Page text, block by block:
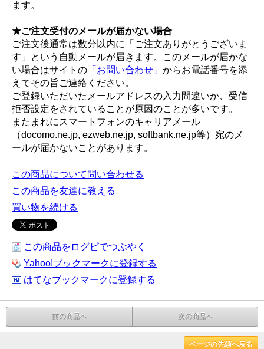
ます。
★ご注文受付のメールが届かない場合
ご注文後通常は数分以内に「ご注文ありがとうございま
す」という自動メールが届きます。このメールが届かな
い場合はサイトの 「お問い合わせ」 からお電話番号を添
えてその旨ご連絡ください。
ご登録いただいたメールアドレスの入力間違いか、受信
拒否設定をされていることが原因のことが多いです。
またまれにスマートフォンのキャリアメール
（docomo.ne.jp, ezweb.ne.jp, softbank.ne.jp等）宛のメ
ールが届かないことがあります。
この商品について問い合わせる
この商品を友達に教える
買い物を続ける
この商品をログピでつぶやく
Yahoo!ブックマークに登録する
はてなブックマークに登録する
前の商品へ 次の商品へ
ページの先頭へ戻る